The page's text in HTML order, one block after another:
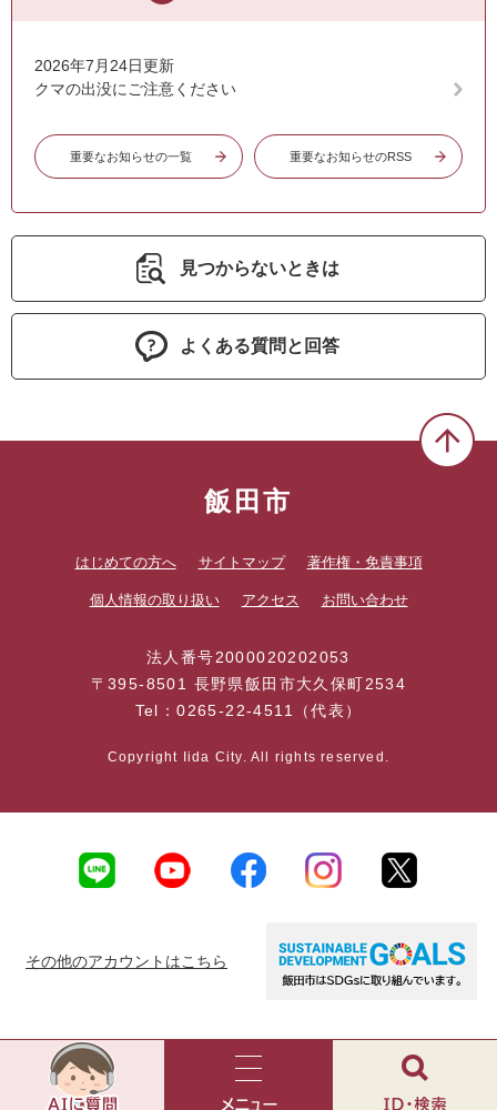
2026年7月24日更新
クマの出没にご注意ください
重要なお知らせの一覧 重要なお知らせのRSS
見つからないときは
よくある質問と回答
飯田市
はじめての方へ サイトマップ 著作権・免責事項
個人情報の取り扱い アクセス お問い合わせ
法人番号2000020202053
〒395-8501 長野県飯田市大久保町2534
Tel：0265-22-4511（代表）
Copyright Iida City. All rights reserved.
その他のアカウントはこちら